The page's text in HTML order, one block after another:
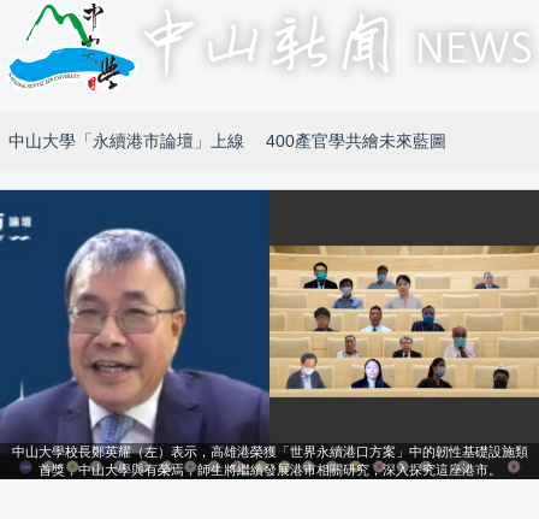
中山大學「永續港市論壇」上線 400產官學共繪未來藍圖
中山大學校長鄭英耀（左）表示，高雄港榮獲「世界永續港口方案」中的韌性基礎設施類
首獎，中山大學與有榮焉，師生將繼續發展港市相關研究，深入探究這座港市。